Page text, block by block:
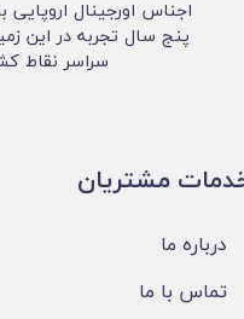
اجناس اورجینال
پنج سال تجربه در این
سراسر نقاط
مشتریان
درباره ما
تماس با ما